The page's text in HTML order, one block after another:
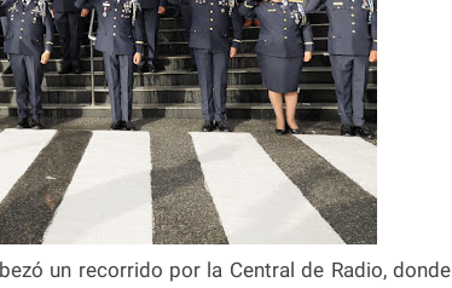
un recorrido por la Central de Radio, donde